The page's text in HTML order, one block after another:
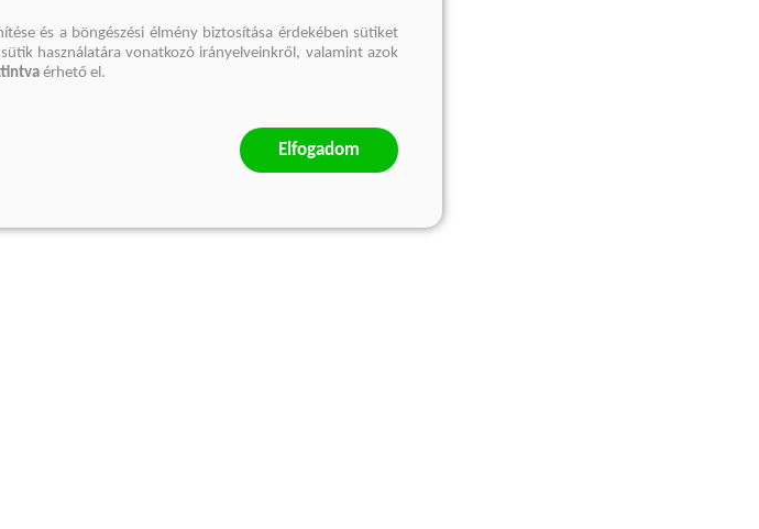
és a böngészési élmény biztosítása érdekében sütiket
használatára vonatkozó irányelveinkről, valamint azok
érhető el.
Elfogadom